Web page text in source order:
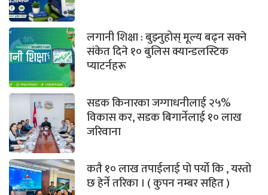
लगानी शिक्षा : बुझ्नुहोस् मूल्य बढ्न सक्ने
संकेत दिने १० बुलिस क्यान्डलस्टिक
प्याटर्नहरू
सडक किनारका जग्गाधनीलाई २५%
विकास कर, सडक बिगार्नेलाई १० लाख
जरिवाना
कतै १० लाख तपाईलाई पो पर्यो कि , यस्तो
छ हेर्ने तरिका । ( कुपन नम्बर सहित )